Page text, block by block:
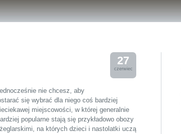
27
czerwiec
nie chcesz, aby
się wybrać dla niego coś bardziej
miejscowości, w której generalnie
popularne stają się przykładowo obozy
na których dzieci i nastolatki uczą